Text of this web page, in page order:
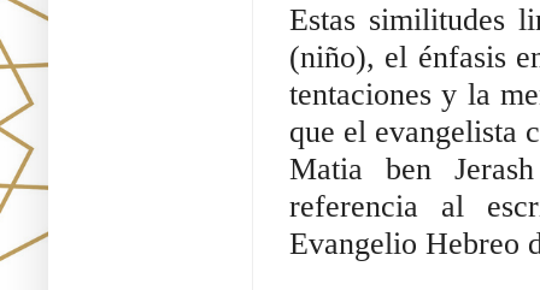
Estas similitudes
(niño), el énfasis
tentaciones y la
que el evangelista
Matia ben
referencia al
Evangelio Hebreo